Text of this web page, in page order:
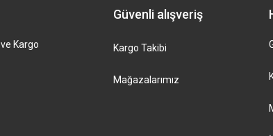
Kargo
Güvenli alışveriş
Kargo Takibi
Mağazalarımız